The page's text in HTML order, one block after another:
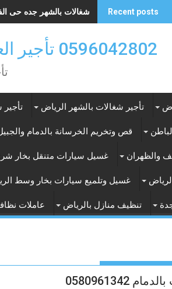
Recent posts شغالات بالشهر جده حى الفيحاء
0596042802 تأجير العماله المنزليه بالساعه والشهر بالرياض
تأجير شغالات بالشهر الرياض تأجير
قص وتخريم الخرسانة بالدمام
والظهران غسيل سيارات متنقل بخار
غسيل وتلميع سيارات بخار وسط
تنظيف منازل بالرياض عاملات